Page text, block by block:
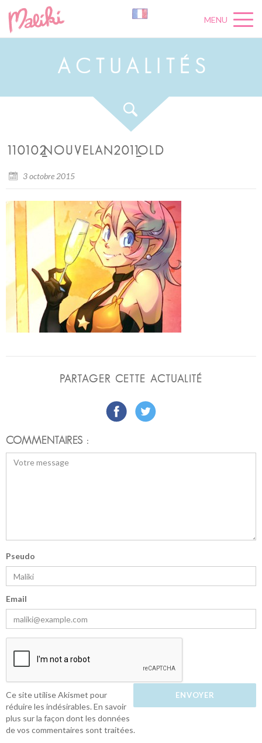
MENU
A C U A L É S
110102_NOUVELAN2011_OLD
3 octobre 2015
PARTAGER CETTE ACTUALITÉ
COMMENTAIRES :
Pseudo
Email
Ce site utilise Akismet pour
réduire les indésirables.En savoir
plus sur la façon dont les données
de vos commentaires sont traitées.